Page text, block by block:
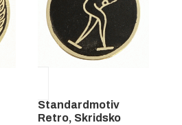
Standardmotiv
Retro, Skridsko